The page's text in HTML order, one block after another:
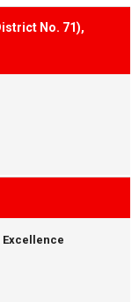
No. 71),
Excellence